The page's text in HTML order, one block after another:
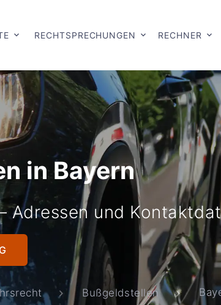
RECHTSPRECHUNGEN RECHNER
in Bayern
Adressen und
Bußgeldstellen